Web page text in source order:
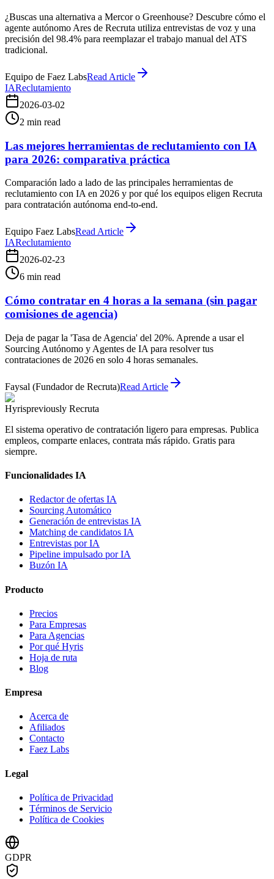
¿Buscas una alternativa a Mercor o Greenhouse? Descubre cómo el
agente autónomo Ares de Recruta utiliza entrevistas de voz y una
precisión del 98.4% para reemplazar el trabajo manual del ATS
tradicional.
Equipo de Faez LabsRead Article
IAReclutamiento
2026-03-02
2 min read
Las mejores herramientas de reclutamiento con IA
para 2026: comparativa práctica
Comparación lado a lado de las principales herramientas de
reclutamiento con IA en 2026 y por qué los equipos eligen Recruta
para contratación autónoma end-to-end.
Equipo Faez LabsRead Article
IAReclutamiento
2026-02-23
6 min read
Cómo contratar en 4 horas a la semana (sin pagar
comisiones de agencia)
Deja de pagar la 'Tasa de Agencia' del 20%. Aprende a usar el
Sourcing Autónomo y Agentes de IA para resolver tus
contrataciones de 2026 en solo 4 horas semanales.
Faysal (Fundador de Recruta)Read Article
Hyrispreviously Recruta
El sistema operativo de contratación ligero para empresas. Publica
empleos, comparte enlaces, contrata más rápido. Gratis para
siempre.
Funcionalidades IA
Redactor de ofertas IA
Sourcing Automático
Generación de entrevistas IA
Matching de candidatos IA
Entrevistas por IA
Pipeline impulsado por IA
Buzón IA
Producto
Precios
Para Empresas
Para Agencias
Por qué Hyris
Hoja de ruta
Blog
Empresa
Acerca de
Afiliados
Contacto
Faez Labs
Legal
Política de Privacidad
Términos de Servicio
Política de Cookies
GDPR